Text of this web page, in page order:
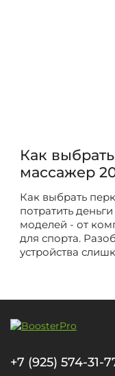
Как
массажер
Как выбрать
потратить
моделей - от
для спорта.
устройства
+7 (925) 574-31-